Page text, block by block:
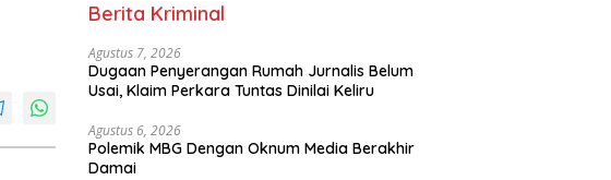
Berita Kriminal
Agustus 7, 2026
Dugaan Penyerangan Rumah Jurnalis Belum
Usai, Klaim Perkara Tuntas Dinilai Keliru
Agustus 6, 2026
Polemik MBG Dengan Oknum Media Berakhir
Damai